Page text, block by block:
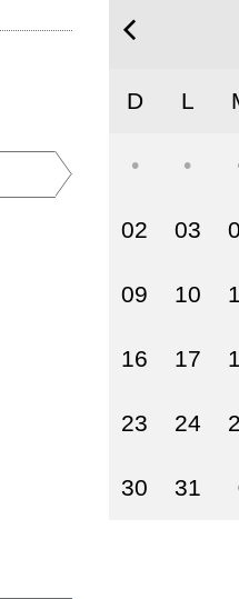
D L
02 03
09 10
16 17
23 24
30 31